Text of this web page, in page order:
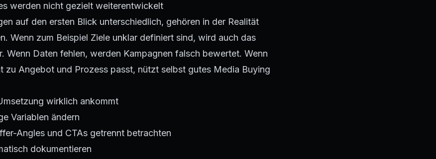
werden nicht gezielt weiterentwickelt
auf den ersten Blick unterschiedlich, gehören in der Realität
Wenn zum Beispiel Ziele unklar definiert sind, wird auch das
Wenn Daten fehlen, werden Kampagnen falsch bewertet. Wenn
zu Angebot und Prozess passt, nützt selbst gutes Media Buying
wirklich ankommt
Variablen ändern
Angles und CTAs getrennt betrachten
dokumentieren